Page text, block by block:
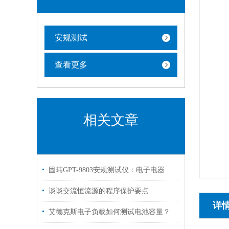
安规测试
查看更多
相关文章
固玮GPT-9803安规测试仪：电子电器产品安全测试的得力助手
谈谈交流恒流源的程序保护要点
艾德克斯电子负载如何测试电池容量？
详